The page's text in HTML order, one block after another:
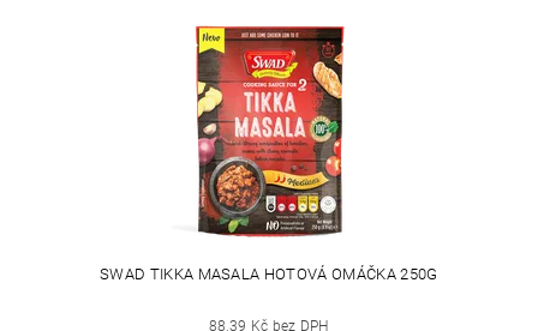
SWAD TIKKA MASALA HOTOVÁ OMÁČKA 250G
88,39 Kč bez DPH